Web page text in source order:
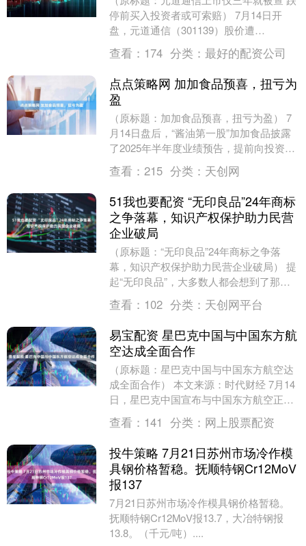
停前买入投资者或可索赔） 7月14日开
盘，元道通信（301139）股价遭
遇“20CM”跌停，股价为21.60元/股。 消
息....
查看： 174 分类： 最好的配资公司
点点策略网 加加食品预喜，扭亏为
盈
（原标题：加加食品预喜，扭亏为盈） 7
月14日盘后，“酱油第一股”加加食品披露
了2025年半年度业绩预告，提前向投资者
报喜。 今年上半年，公司预计实现归母净
利润....
查看： 215 分类： 天创网
51我也要配资 “无印良品”24年商标
之争落幕，知识产权保护助力民营
企业破局
（原标题：“无印良品”24年商标之争落
幕，知识产权保护助力民营企业破局） 提
起“无印良品”，大多数人都会想到了那个
来自日本、设计独特的杂货店。但如果具
体到毛巾、....
查看： 102 分类： 天创网平台
易宝配资 星巴克中国与中国东方航
空达成全面合作
（原标题：星巴克中国与中国东方航空达
成全面合作） 本文来源：时代财经 7月14
日，星巴克中国宣布与中国东方航空正式
达成全面合作。1.6亿星巴克星享俱乐部会
员将率....
查看： 141 分类： 网上股票配资
投牛策略 7月21日苏州市场冷作模
具钢价格暂稳。抚顺特钢Cr12MoV
报137
7月21日苏州市场冷作模具钢价格暂稳。
抚顺特钢Cr12MoV报13.7，大冶特钢报
13.8。（千元/吨）....